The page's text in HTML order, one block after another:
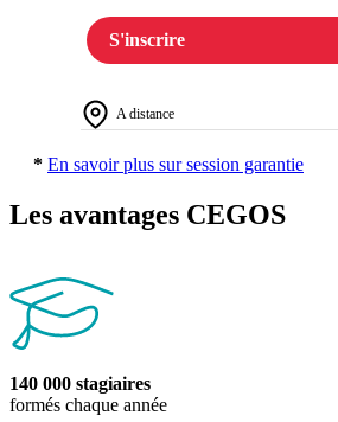
S'inscrire
A distance
* En savoir plus sur session garantie
Les avantages CEGOS
140 000 stagiaires
formés chaque année